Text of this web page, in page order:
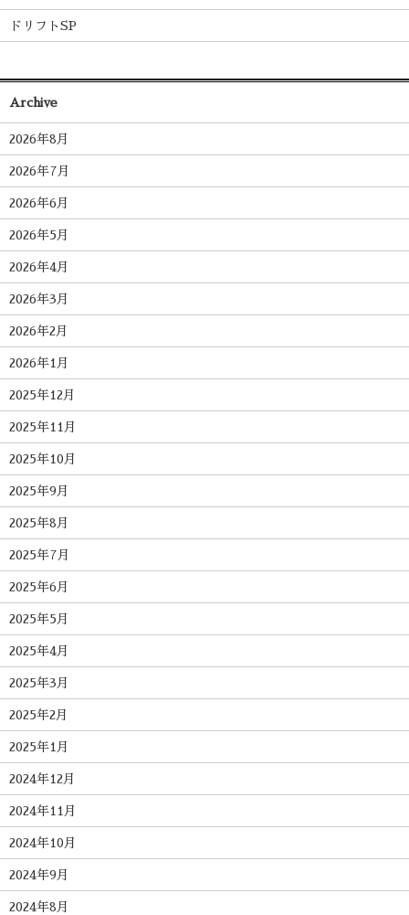
ドリフトSP
Archive
2026年8月
2026年7月
2026年6月
2026年5月
2026年4月
2026年3月
2026年2月
2026年1月
2025年12月
2025年11月
2025年10月
2025年9月
2025年8月
2025年7月
2025年6月
2025年5月
2025年4月
2025年3月
2025年2月
2025年1月
2024年12月
2024年11月
2024年10月
2024年9月
2024年8月